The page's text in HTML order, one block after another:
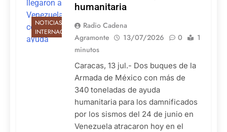
NOTICIAS
INTERNACIONALES
humanitaria
Radio Cadena
Agramonte
13/07/2026 0
1
minutos
Caracas, 13 jul.- Dos buques de la
Armada de México con más de
340 toneladas de ayuda
humanitaria para los damnificados
por los sismos del 24 de junio en
Venezuela atracaron hoy en el